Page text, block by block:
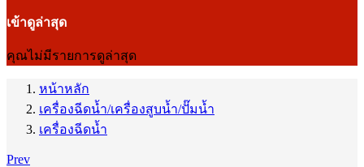
เข้าดูล่าสุด
คุณไม่มีรายการดูล่าสุด
หน้าหลัก
เครื่องฉีดน้ำ/เครื่องสูบน้ำ/ปั๊มน้ำ
เครื่องฉีดน้ำ
Prev